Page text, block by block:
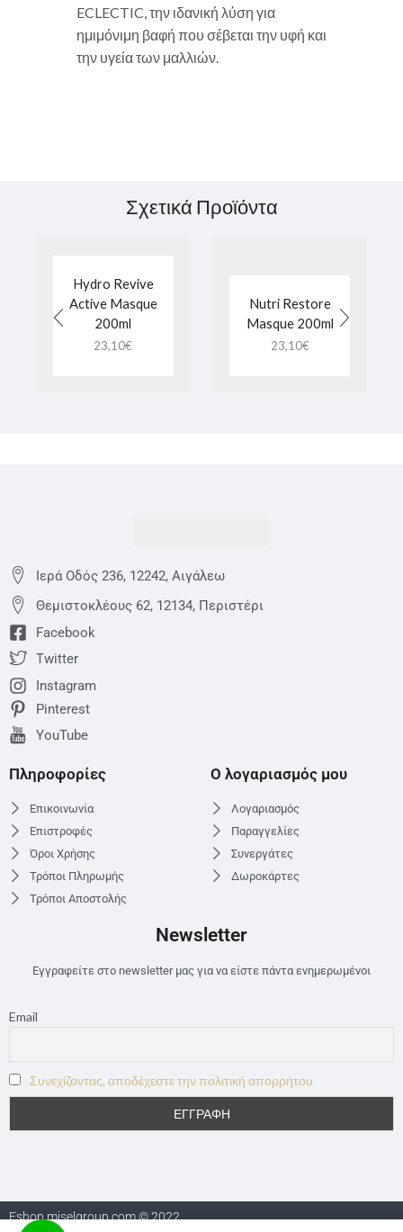
ECLECTIC, την ιδανική λύση για
ημιμόνιμη βαφή που σέβεται την υφή και
την υγεία των μαλλιών.
Σχετικά Προϊόντα
Hydro Revive
Active Masque
200ml
23,10€
Nutri Restore
Masque 200ml
23,10€
Ιερά Οδός 236, 12242, Αιγάλεω
Θεμιστoκλέους 62, 12134, Περιστέρι
Facebook
Twitter
Instagram
Pinterest
YouTube
Πληροφορίες
Επικοινωνία
Επιστροφές
Όροι Χρήσης
Τρόποι Πληρωμής
Τρόποι Αποστολής
Ο λογαριασμός μου
Λογαριασμός
Παραγγελίες
Συνεργάτες
Δωροκάρτες
Newsletter
Εγγραφείτε στο newsletter μας για να είστε πάντα ενημερωμένοι
Email
Συνεχίζοντας, αποδέχεστε την πολιτική απορρήτου
Eshop.miselgroup.com © 2022